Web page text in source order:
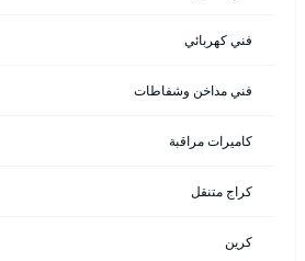
فني كهربائي
فني مداخن وشفاطات
كاميرات مراقبة
كراج متنقل
كرين